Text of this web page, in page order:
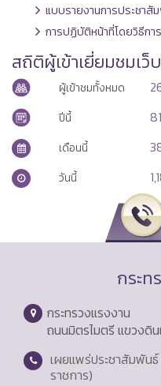
แบบรายงานการประชาสั
การปฏิบัติหน้าที่โดยวิธีกา
สถิติผู้เข้าเยี่ยมชมเว็
ผู้เข้าชมทั้งหมด
ปีนี้
เดือนนี้
วันนี้
กระท
กระทรวงแรงงาน
ถนนมิตรไมตรี แขวงดิ
เผยแพร่ประชาสัมพันธ์
ราชการ)